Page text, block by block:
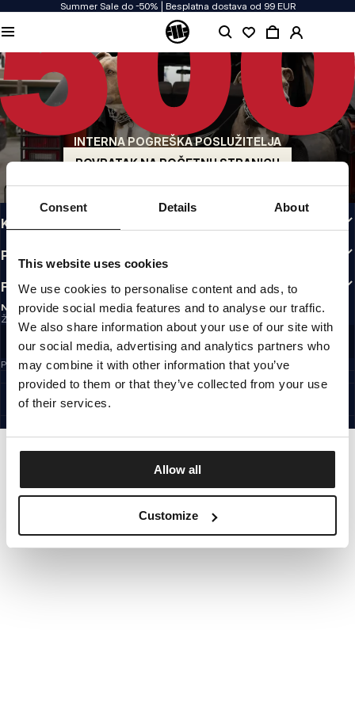
Consent Details About
This website uses cookies
We use cookies to personalise content and ads, to
provide social media features and to analyse our traffic.
We also share information about your use of our site with
our social media, advertising and analytics partners who
may combine it with other information that you’ve
provided to them or that they’ve collected from your use
of their services.
Allow all
Customize
Summer Sale do -50% | Besplatna dostava od 99 EUR
INTERNA POGREŠKA POSLUŽITELJA
POVRATAK NA POČETNU STRANICU
KVALITETA NAM JE PRIORITET
Našu odjeću proizvodimo s predanošću. Ne pristajemo na kompromise kada je
riječ o izdržljivosti, dugotrajnosti materijala i pažnji prema detaljima.
US ORIGIN
Naši korijeni sežu u San Diego s početka 90-ih. Naš stil je grub, autentičan i
beskompromisan.
BREND S KARAKTEROM
Naše kolekcije biraju sportaši, borci i tvrdoglavi individualci.
INFO
KORISNIČKA ZONA
PRAVILNICI
FOLLOW US
NEWSLETTER
Želite li primati informacije o najnovijim promocijama i novostima?
Email address
REGISTRIRAJ SE
Prijavom na newsletter potvrđujete da ste pročitaliPravila privatnosti.
CROATIA
©1997 - 2026 PITBULL SVA PRAVA PRIDRŽANA